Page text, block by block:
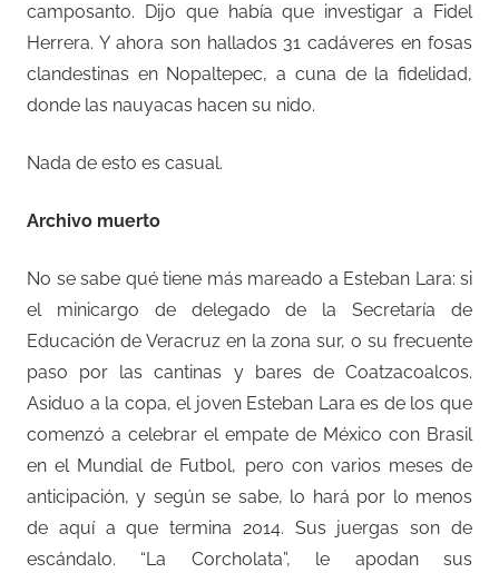
camposanto. Dijo que había que investigar a Fidel
Herrera. Y ahora son hallados 31 cadáveres en fosas
clandestinas en Nopaltepec, a cuna de la fidelidad,
donde las nauyacas hacen su nido.
Nada de esto es casual.
Archivo muerto
No se sabe qué tiene más mareado a Esteban Lara: si
el minicargo de delegado de la Secretaría de
Educación de Veracruz en la zona sur, o su frecuente
paso por las cantinas y bares de Coatzacoalcos.
Asiduo a la copa, el joven Esteban Lara es de los que
comenzó a celebrar el empate de México con Brasil
en el Mundial de Futbol, pero con varios meses de
anticipación, y según se sabe, lo hará por lo menos
de aquí a que termina 2014. Sus juergas son de
escándalo. “La Corcholata”, le apodan sus